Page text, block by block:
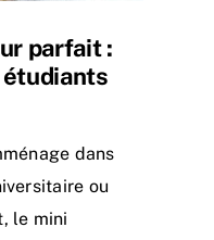
parfait :
étudiants
dans
ou
le mini